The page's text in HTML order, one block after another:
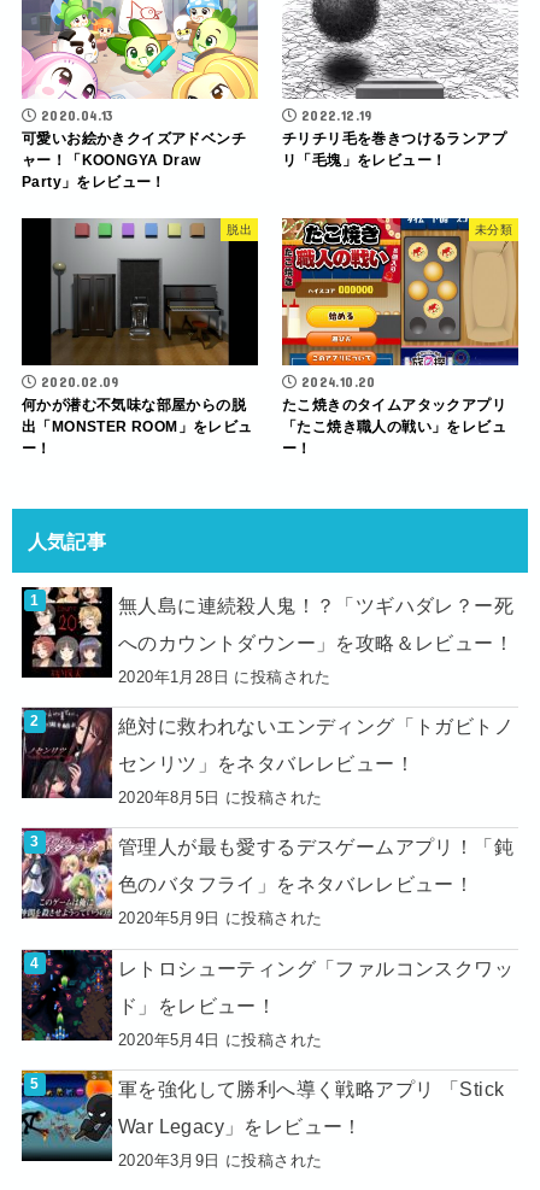
2020.04.13
可愛いお絵かきクイズアドベンチ
ャー！「KOONGYA Draw
Party」をレビュー！
2022.12.19
チリチリ毛を巻きつけるランアプ
リ「毛塊」をレビュー！
脱出
2020.02.09
何かが潜む不気味な部屋からの脱
出「MONSTER ROOM」をレビュ
ー！
未分類
2024.10.20
たこ焼きのタイムアタックアプリ
「たこ焼き職人の戦い」をレビュ
ー！
人気記事
無人島に連続殺人鬼！？「ツギハダレ？ー死
へのカウントダウンー」を攻略＆レビュー！
2020年1月28日 に投稿された
絶対に救われないエンディング「トガビトノ
センリツ」をネタバレレビュー！
2020年8月5日 に投稿された
管理人が最も愛するデスゲームアプリ！「鈍
色のバタフライ」をネタバレレビュー！
2020年5月9日 に投稿された
レトロシューティング「ファルコンスクワッ
ド」をレビュー！
2020年5月4日 に投稿された
軍を強化して勝利へ導く戦略アプリ 「Stick
War Legacy」をレビュー！
2020年3月9日 に投稿された